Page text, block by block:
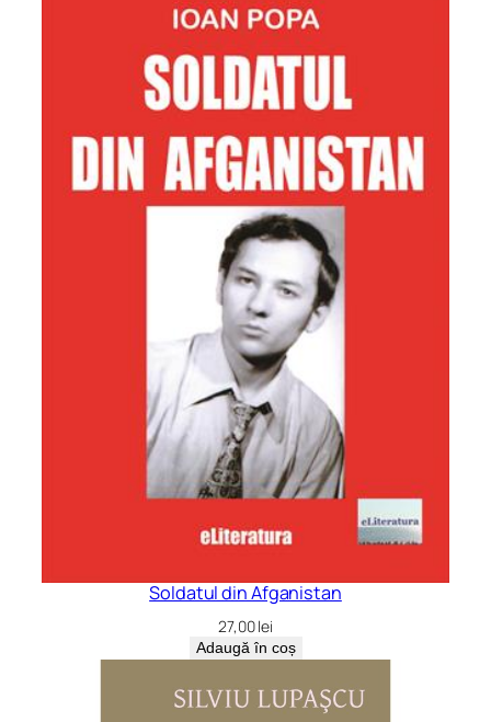
Soldatul din Afganistan
27,00lei
Adaugă în coș